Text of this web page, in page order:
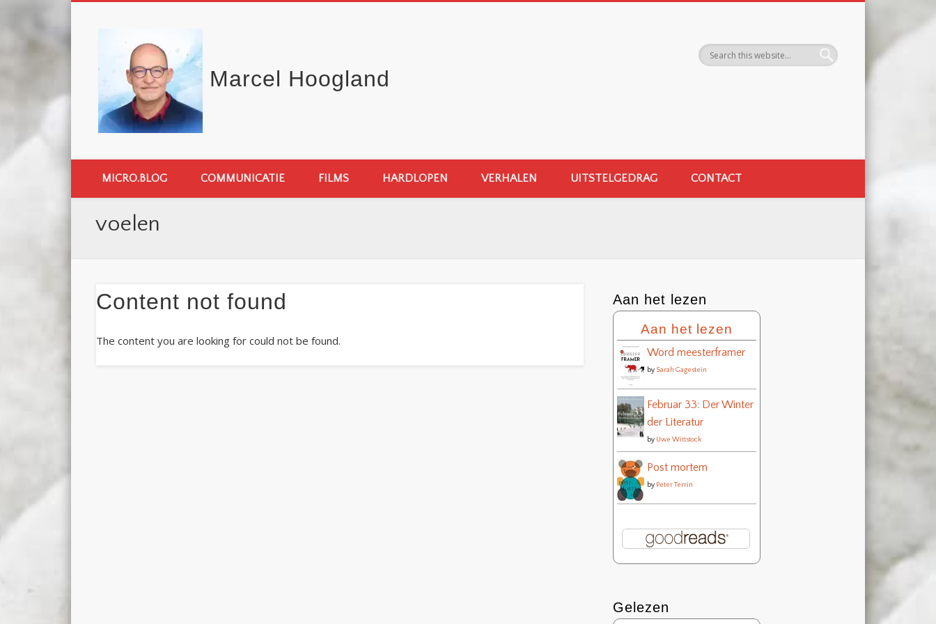
Marcel Hoogland
MICRO.BLOG COMMUNICATIE FILMS HARDLOPEN VERHALEN UITSTELGEDRAG CONTACT
voelen
Content not found
The content you are looking for could not be found.
Aan het lezen
Aan het lezen
Word meesterframer
by Sarah Gagestein
Februar 33: Der Winter
der Literatur
by Uwe Wittstock
Post mortem
by Peter Terrin
Gelezen